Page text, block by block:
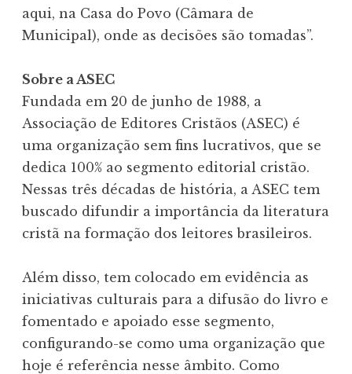
aqui, na Casa do Povo (Câmara de
Municipal), onde as decisões são tomadas”.
Sobre a ASEC
Fundada em 20 de junho de 1988, a
Associação de Editores Cristãos (ASEC) é
uma organização sem fins lucrativos, que se
dedica 100% ao segmento editorial cristão.
Nessas três décadas de história, a ASEC tem
buscado difundir a importância da literatura
cristã na formação dos leitores brasileiros.
Além disso, tem colocado em evidência as
iniciativas culturais para a difusão do livro e
fomentado e apoiado esse segmento,
configurando-se como uma organização que
hoje é referência nesse âmbito. Como